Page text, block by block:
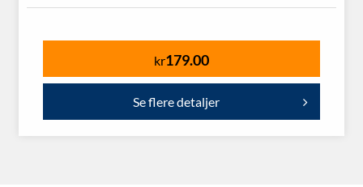
kr179.00
Se flere detaljer